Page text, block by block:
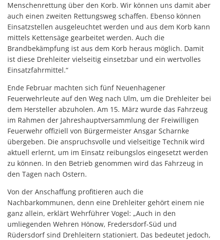
Menschenrettung über den Korb. Wir können uns damit aber
auch einen zweiten Rettungsweg schaffen. Ebenso können
Einsatzstellen ausgeleuchtet werden und aus dem Korb kann
mittels Kettensäge gearbeitet werden. Auch die
Brandbekämpfung ist aus dem Korb heraus möglich. Damit
ist diese Drehleiter vielseitig einsetzbar und ein wertvolles
Einsatzfahrmittel.“
Ende Februar machten sich fünf Neuenhagener
Feuerwehrleute auf den Weg nach Ulm, um die Drehleiter bei
dem Hersteller abzuholen. Am 15. März wurde das Fahrzeug
im Rahmen der Jahreshauptversammlung der Freiwilligen
Feuerwehr offiziell von Bürgermeister Ansgar Scharnke
übergeben. Die anspruchsvolle und vielseitige Technik wird
aktuell erlernt, um im Einsatz reibungslos eingesetzt werden
zu können. In den Betrieb genommen wird das Fahrzeug in
den Tagen nach Ostern.
Von der Anschaffung profitieren auch die
Nachbarkommunen, denn eine Drehleiter gehört einem nie
ganz allein, erklärt Wehrführer Vogel: „Auch in den
umliegenden Wehren Hönow, Fredersdorf-Süd und
Rüdersdorf sind Drehleitern stationiert. Das bedeutet jedoch,